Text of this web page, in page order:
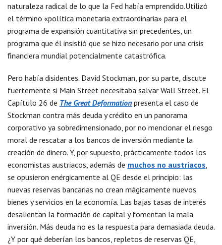
naturaleza radical de lo que la Fed había emprendido.Utilizó
el término «política monetaria extraordinaria» para el
programa de expansión cuantitativa sin precedentes, un
programa que él insistió que se hizo necesario por una crisis
financiera mundial potencialmente catastrófica.
Pero había disidentes. David Stockman, por su parte, discute
fuertemente si Main Street necesitaba salvar Wall Street. El
Capítulo 26 de The Great Deformation presenta el caso de
Stockman contra más deuda y crédito en un panorama
corporativo ya sobredimensionado, por no mencionar el riesgo
moral de rescatar a los bancos de inversión mediante la
creación de dinero. Y, por supuesto, prácticamente todos los
economistas austriacos, además de muchos no austriacos,
se opusieron enérgicamente al QE desde el principio: las
nuevas reservas bancarias no crean mágicamente nuevos
bienes y servicios en la economía. Las bajas tasas de interés
desalientan la formación de capital y fomentan la mala
inversión. Más deuda no es la respuesta para demasiada deuda.
¿Y por qué deberían los bancos, repletos de reservas QE,